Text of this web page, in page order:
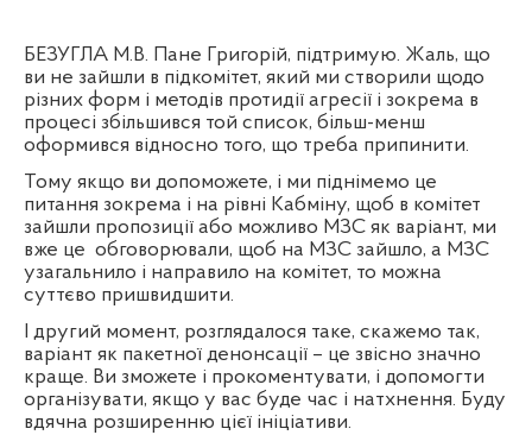
БЕЗУГЛА М.В. Пане Григорій, підтримую. Жаль, що
ви не зайшли в підкомітет, який ми створили щодо
різних форм і методів протидії агресії і зокрема в
процесі збільшився той список, більш-менш
оформився відносно того, що треба припинити.
Тому якщо ви допоможете, і ми піднімемо це
питання зокрема і на рівні Кабміну, щоб в комітет
зайшли пропозиції або можливо МЗС як варіант, ми
вже це обговорювали, щоб на МЗС зайшло, а МЗС
узагальнило і направило на комітет, то можна
суттєво пришвидшити.
І другий момент, розглядалося таке, скажемо так,
варіант як пакетної денонсації – це звісно значно
краще. Ви зможете і прокоментувати, і допомогти
організувати, якщо у вас буде час і натхнення. Буду
вдячна розширенню цієї ініціативи.